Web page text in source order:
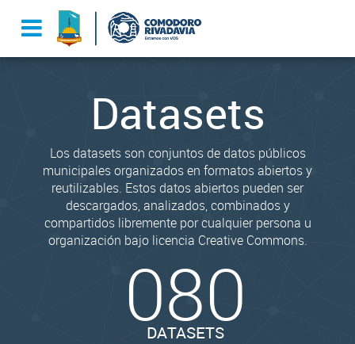
Datasets
Los datasets son conjuntos de datos públicos
municipales organizados en formatos abiertos y
reutilizables. Estos datos abiertos pueden ser
descargados, analizados, combinados y
compartidos libremente por cualquier persona u
organización bajo licencia Creative Commons.
080
DATASETS